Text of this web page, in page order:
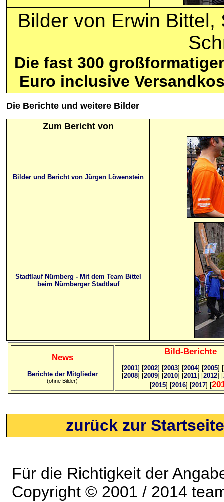
Bilder von Erwin
Die fast 300
Euro inclusive
Die Berichte und weitere Bilder
Zum Bericht von
Bilder und Bericht von Jürgen Löwenstein
Stadtlauf Nürnberg - Mit dem Team Bittel
beim Nürnberger Stadtlauf
News
Berichte der Mitglieder
(ohne Bilder)
Bild-Berichte
[2001] [2002] [2003] [2004] [2005] [
[2008] [2009] [2010] [2011] [2012] [
[2015] [2016] [2017] [
zurück zur
Für die Richtigkeit der
Copyright © 2001 / 2014